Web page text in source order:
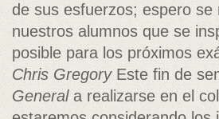
de sus esfuerzos; espero
nuestros alumnos que se
posible para los próximos
Chris GregoryEste fin de
Generala realizarse en el